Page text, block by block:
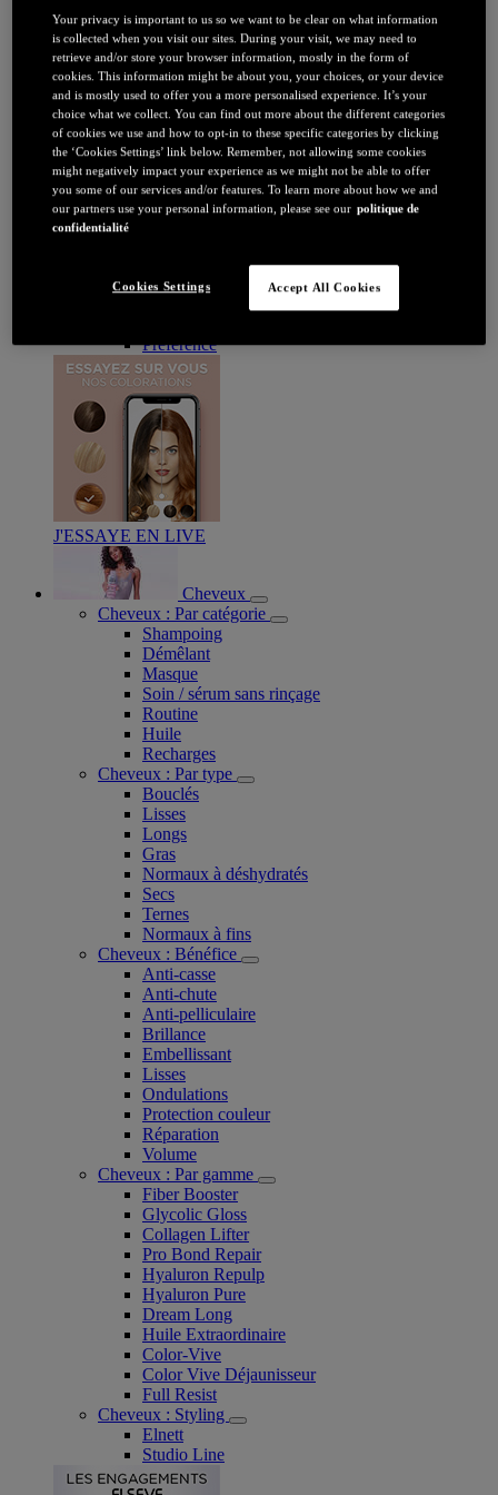
Brune / Noire
Rousse / Auburn
Eclaircissant
Tie & dye et balayage
Retouche racines
Flashy
Par durée
Permanente
Temporaire
Coloration : Par gamme
Age Perfect
Coloration Homme
Cool Silver
Préférence
J'ESSAYE EN LIVE
Cheveux
Cheveux : Par catégorie
Shampoing
Démêlant
Masque
Soin / sérum sans rinçage
Routine
Huile
Recharges
Cheveux : Par type
Bouclés
Lisses
Longs
Gras
Normaux à déshydratés
Secs
Ternes
Normaux à fins
Cheveux : Bénéfice
Anti-casse
Anti-chute
Anti-pelliculaire​
Brillance
Embellissant
Lisses
Ondulations
Protection couleur​
Réparation
Volume
Cheveux : Par gamme
Fiber Booster
Glycolic Gloss
Collagen Lifter
Pro Bond Repair
Hyaluron Repulp
Hyaluron Pure
Dream Long
Huile Extraordinaire
Color-Vive
Color Vive Déjaunisseur
Full Resist
Cheveux : Styling
Elnett
Studio Line
Your privacy is important to us so we want to be clear on what information
is collected when you visit our sites. During your visit, we may need to
retrieve and/or store your browser information, mostly in the form of
cookies. This information might be about you, your choices, or your device
and is mostly used to offer you a more personalised experience. It’s your
choice what we collect. You can find out more about the different categories
of cookies we use and how to opt-in to these specific categories by clicking
the ‘Cookies Settings’ link below. Remember, not allowing some cookies
might negatively impact your experience as we might not be able to offer
you some of our services and/or features. To learn more about how we and
our partners use your personal information, please see our politique de
confidentialité
Cookies Settings Accept All Cookies